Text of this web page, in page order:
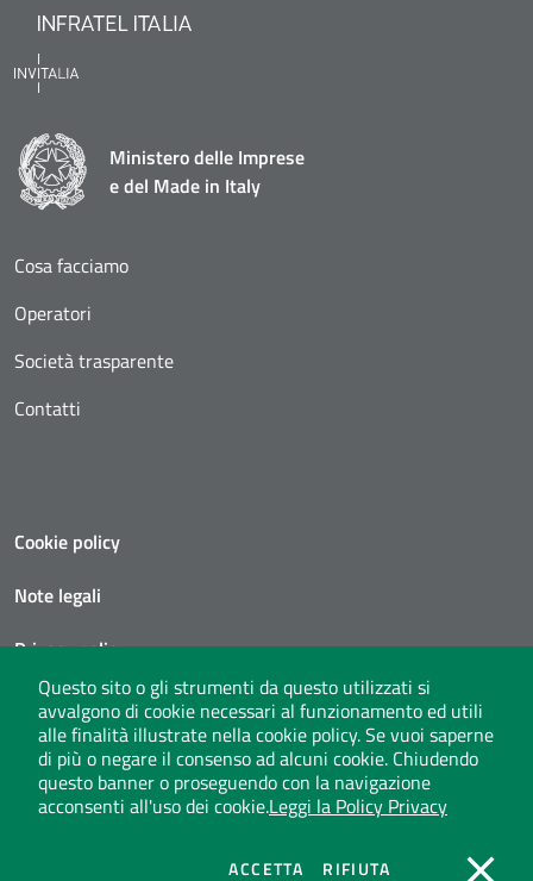
Questo sito o gli strumenti da questo utilizzati si
avvalgono di cookie necessari al funzionamento ed utili
alle finalità illustrate nella cookie policy. Se vuoi saperne
di più o negare il consenso ad alcuni cookie. Chiudendo
questo banner o proseguendo con la navigazione
acconsenti all'uso dei cookie.Leggi la Policy Privacy
ACCETTA COOKIES
RIFIUTACOOKIES
Ministero delle Imprese
e del Made in Italy
Cosa facciamo
Operatori
Società trasparente
Contatti
Cookie policy
Note legali
Privacy policy
Social media policy
Privacy policy call center